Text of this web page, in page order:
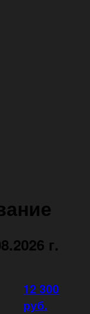
г.
12 300
руб.